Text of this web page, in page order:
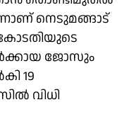
നെടുമങ്ങാട്
കോടതിയുടെ
ജോസും
19
വിധി